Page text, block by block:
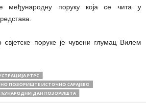
међународну поруку која се чита у
свјетске поруке је чувени глумац Вилем
РТРС
ПОЗОРИШТЕ ИСТОЧНО САРАЈЕВО
ДАН ПОЗОРИШТА